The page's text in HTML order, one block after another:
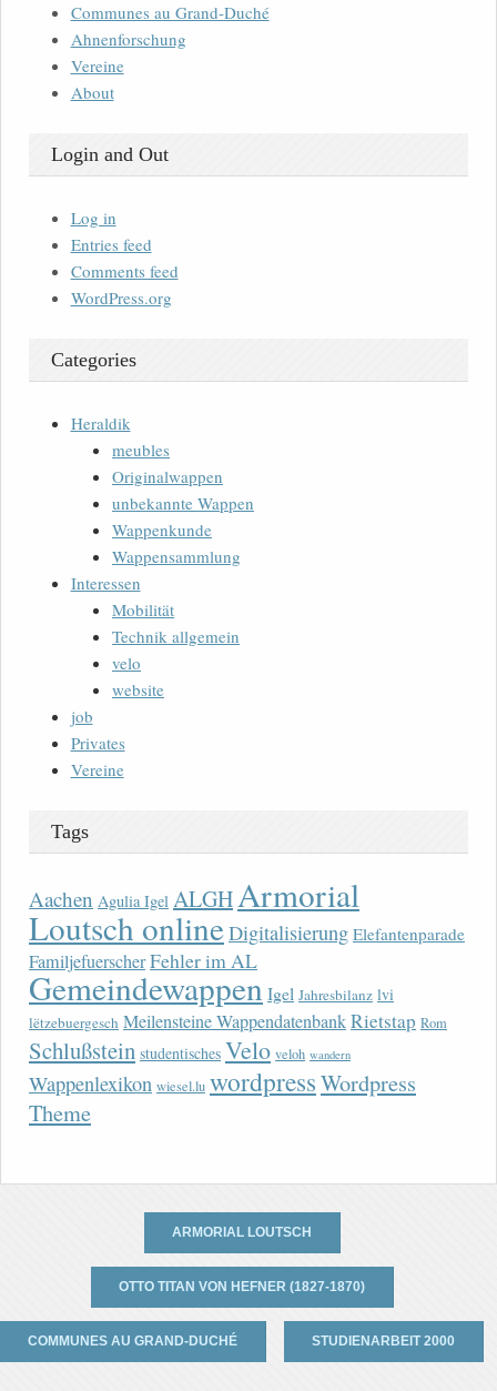
Communes au Grand-Duché
Ahnenforschung
Vereine
About
Login and Out
Log in
Entries feed
Comments feed
WordPress.org
Categories
Heraldik
meubles
Originalwappen
unbekannte Wappen
Wappenkunde
Wappensammlung
Interessen
Mobilität
Technik allgemein
velo
website
job
Privates
Vereine
Tags
Aachen Agulia Igel ALGHArmorial
Loutsch onlineDigitalisierung Elefantenparade
FamiljefuerscherFehler im AL
Gemeindewappen Igel Jahresbilanz lvi
lëtzebuergesch Meilensteine WappendatenbankRietstap Rom
Schlußstein studentisches Velo veloh wandern
Wappenlexikon wiesel.lu wordpressWordpress
Theme
ARMORIAL LOUTSCH
OTTO TITAN VON HEFNER (1827-1870)
COMMUNES AU GRAND-DUCHÉ STUDIENARBEIT 2000